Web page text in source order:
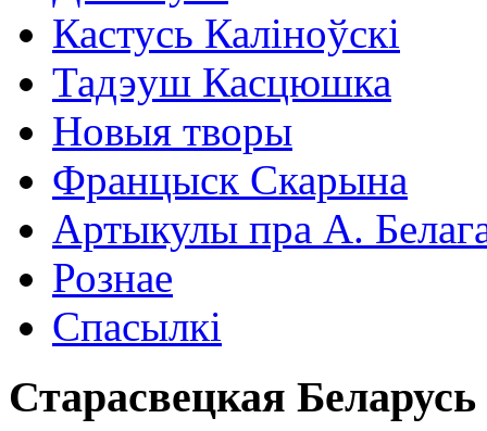
Кастусь Каліноўскі
Тадэуш Касцюшка
Новыя творы
Францыск Скарына
Артыкулы пра А.
Рознае
Спасылкі
Старасвецкая Беларусь